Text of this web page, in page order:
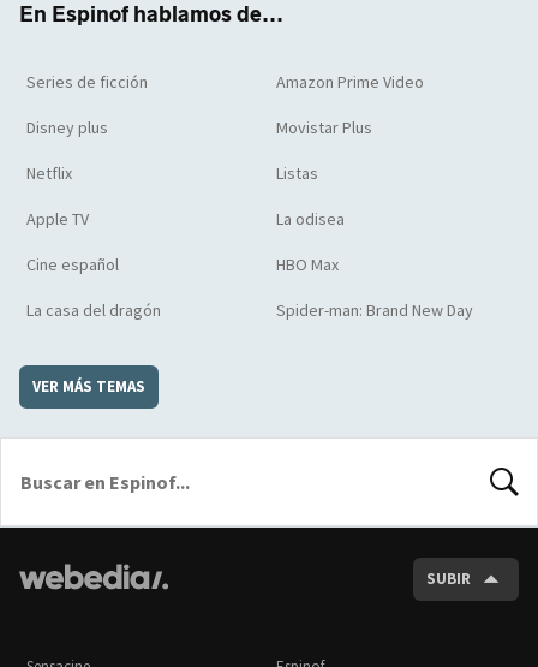
En Espinof hablamos de...
Series de ficción Amazon Prime Video
Disney plus Movistar Plus
Netflix Listas
Apple TV La odisea
Cine español HBO Max
La casa del dragón Spider-man: Brand New Day
VER MÁS TEMAS
SUBIR